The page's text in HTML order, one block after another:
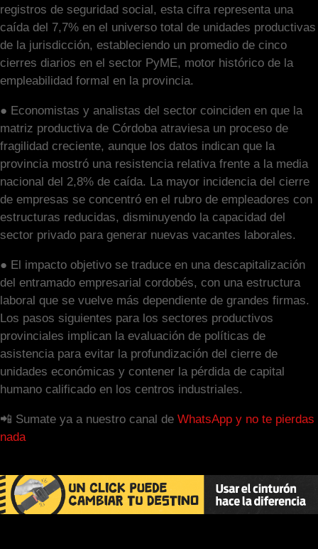
registros de seguridad social, esta cifra representa una
caída del 7,7% en el universo total de unidades productivas
de la jurisdicción, estableciendo un promedio de cinco
cierres diarios en el sector PyME, motor histórico de la
empleabilidad formal en la provincia.
● Economistas y analistas del sector coinciden en que la
matriz productiva de Córdoba atraviesa un proceso de
fragilidad creciente, aunque los datos indican que la
provincia mostró una resistencia relativa frente a la media
nacional del 2,8% de caída. La mayor incidencia del cierre
de empresas se concentró en el rubro de empleadores con
estructuras reducidas, disminuyendo la capacidad del
sector privado para generar nuevas vacantes laborales.
● El impacto objetivo se traduce en una descapitalización
del entramado empresarial cordobés, con una estructura
laboral que se vuelve más dependiente de grandes firmas.
Los pasos siguientes para los sectores productivos
provinciales implican la evaluación de políticas de
asistencia para evitar la profundización del cierre de
unidades económicas y contener la pérdida de capital
humano calificado en los centros industriales.
📲 Sumate ya a nuestro canal de WhatsApp y no te pierdas
nada